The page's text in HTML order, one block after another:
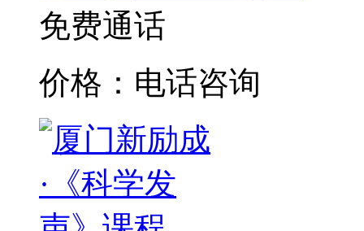
免费通话
价格：电话咨询